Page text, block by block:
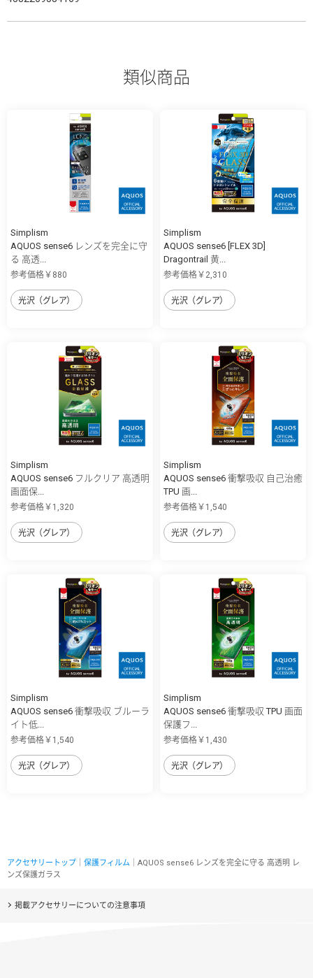
類似商品
Simplism
AQUOS sense6 レンズを完全に守
る 高透...
参考価格￥880
光沢（グレア）
Simplism
AQUOS sense6 [FLEX 3D]
Dragontrail 黄...
参考価格￥2,310
光沢（グレア）
Simplism
AQUOS sense6 フルクリア 高透明
画面保...
参考価格￥1,320
光沢（グレア）
Simplism
AQUOS sense6 衝撃吸収 自己治癒
TPU 画...
参考価格￥1,540
光沢（グレア）
Simplism
AQUOS sense6 衝撃吸収 ブルーラ
イト低...
参考価格￥1,540
光沢（グレア）
Simplism
AQUOS sense6 衝撃吸収 TPU 画面
保護フ...
参考価格￥1,430
光沢（グレア）
アクセサリートップ 保護フィルム ｜AQUOS sense6 レンズを完全に守る 高透明 レ
ンズ保護ガラス
掲載アクセサリーについての注意事項